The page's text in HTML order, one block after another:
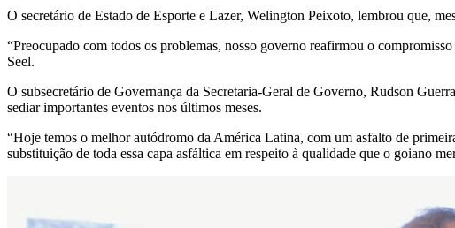
O secretário de Estado de Esporte e Lazer, Welington Peixoto, lembrou que,
“Preocupado com todos os problemas, nosso governo reafirmou o
Seel.
O subsecretário de Governança da Secretaria-Geral de Governo, Rudson
sediar importantes eventos nos últimos meses.
“Hoje temos o melhor autódromo da América Latina, com um asfalto de
substituição de toda essa capa asfáltica em respeito à qualidade que o goiano